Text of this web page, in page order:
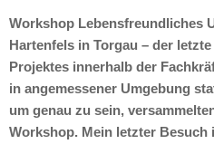
Workshop Lebensfreundliches
Hartenfels in Torgau – der
Projektes innerhalb der
in angemessener Umgebung
um genau zu sein,
Workshop. Mein letzter Besuch